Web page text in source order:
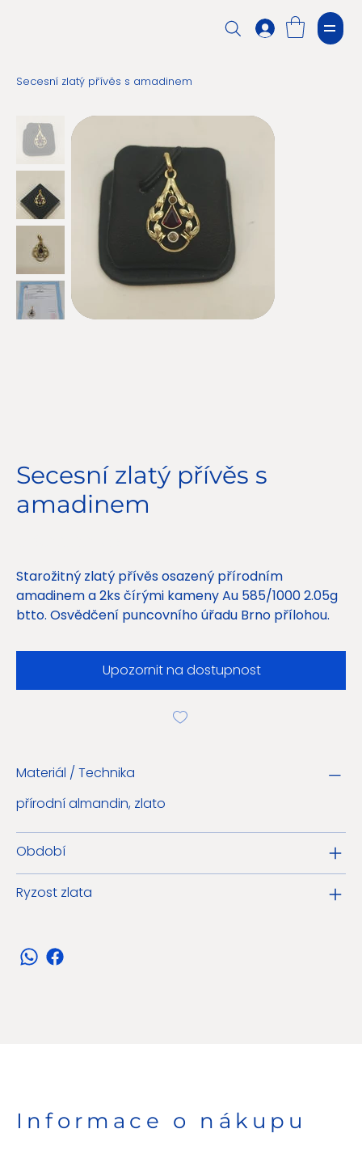
Secesní zlatý přívěs s amadinem
Secesní zlatý přívěs s
amadinem
Starožitný zlatý přívěs osazený přírodním
amadinem a 2ks čírými kameny Au 585/1000 2.05g
btto. Osvědčení puncovního úřadu Brno přílohou.
Upozornit na dostupnost
Materiál / Technika
přírodní almandin, zlato
Období
Ryzost zlata
Informace o nákupu